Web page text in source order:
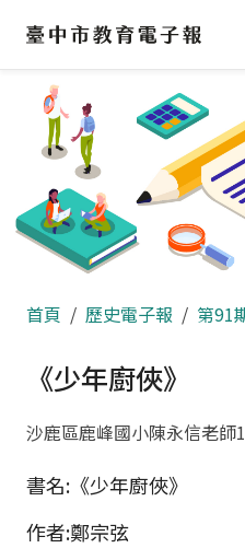
區
首頁 歷史電子報 第91
《少年廚俠》
沙鹿區鹿峰國小陳永信老師
書名:《少年廚俠》
作者:鄭宗弦